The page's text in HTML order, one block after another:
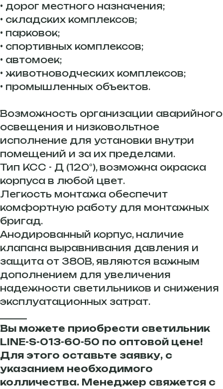
• дорог местного назначения;
• складских комплексов;
• парковок;
• спортивных комплексов;
• автомоек;
• животноводческих комплексов;
• промышленных объектов.
Возможность организации аварийного
освещения и низковольтное
исполнение для установки внутри
помещений и за их пределами.
Тип КСС - Д (120°), возможна окраска
корпуса в любой цвет.
Легкость монтажа обеспечит
комфортную работу для монтажных
бригад.
Анодированный корпус, наличие
клапана выравнивания давления и
защита от 380В, являются важным
дополнением для увеличения
надежности светильников и снижения
эксплуатационных затрат.
Вы можете приобрести светильник
LINE-S-013-60-50 по оптовой цене!
Для этого оставьте заявку, с
указанием необходимого
колличества. Менеджер свяжется с